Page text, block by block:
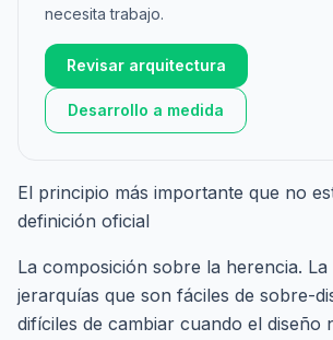
necesita trabajo.
Revisar arquitectura
Desarrollo a medida
El principio más importante que no
definición oficial
La composición sobre la herencia.
jerarquías que son fáciles de sobre-
difíciles de cambiar cuando el diseño